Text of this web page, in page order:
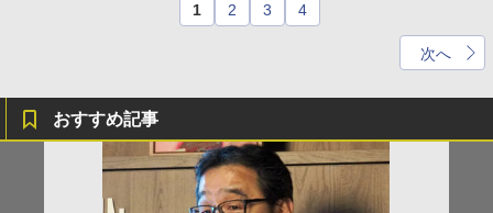
1 2 3 4
次へ
おすすめ記事